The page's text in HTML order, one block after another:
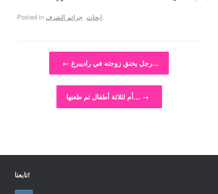
Posted in ابحاث, جرائم الشرف .
Post navigation
← رجل يخنق زوجته في راديبرغ…
أم لثلاثة أطفال تم طعنها… →
تابعنا!